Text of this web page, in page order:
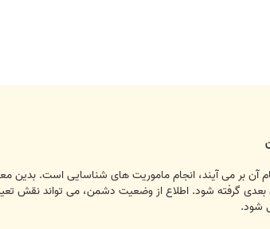
بر می آیند، انجام ماموریت های شناسایی است. بدین
گرفته شود. اطلاع از وضعیت دشمن، می تواند نقش
شود.